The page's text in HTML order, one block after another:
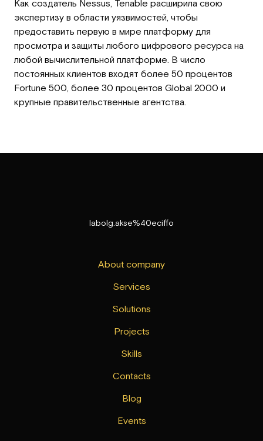
Как создатель Nessus, Tenable расширила свою
экспертизу в области уязвимостей, чтобы
предоставить первую в мире платформу для
просмотра и защиты любого цифрового ресурса на
любой вычислительной платформе. В число
постоянных клиентов входят более 50 процентов
Fortune 500, более 30 процентов Global 2000 и
крупные правительственные агентства.
labolg.akse%40eciffo
About company
Services
Solutions
Projects
Skills
Contacts
Blog
Events